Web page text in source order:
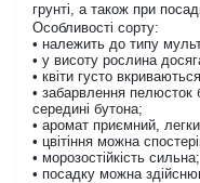
грунті, а також при
Особливості сорту:
• належить до типу
• у висоту рослина
• квіти густо
• забарвлення пелюсток
середині бутона;
• аромат приємний,
• цвітіння можна
• морозостійкість сильна;
• посадку можна